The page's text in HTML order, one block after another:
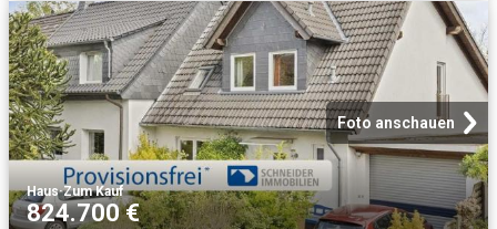
Foto anschauen
Haus·Zum Kauf
824.700 €